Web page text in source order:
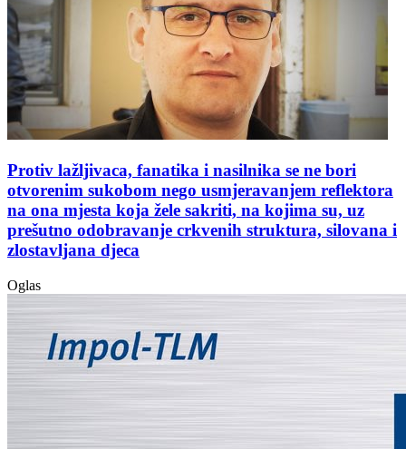
Protiv lažljivaca, fanatika i nasilnika se ne bori
otvorenim sukobom nego usmjeravanjem reflektora
na ona mjesta koja žele sakriti, na kojima su, uz
prešutno odobravanje crkvenih struktura, silovana i
zlostavljana djeca
Oglas